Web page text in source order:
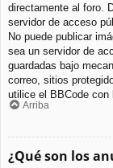
directamente al foro.
servidor de acceso
No puede publicar
sea un servidor de
guardadas bajo
correo, sitios
utilice el BBCode con
Arriba
¿Qué son los